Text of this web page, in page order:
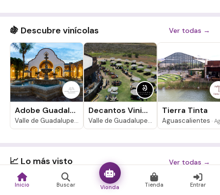
🍇 Descubre vinícolas Ver todas →
Adobe Guadalupe
Valle de Guadalupe
· Baja California
Decantos Vinicola
Valle de Guadalupe
· Baja California
Tierra Tinta
Aguascalientes · Aguascalientes
📈 Lo más visto Ver todas →
Inicio Buscar Vionda Tienda Entrar